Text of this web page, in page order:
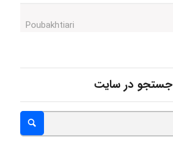
hosein abdolvand
جستجو در سایت